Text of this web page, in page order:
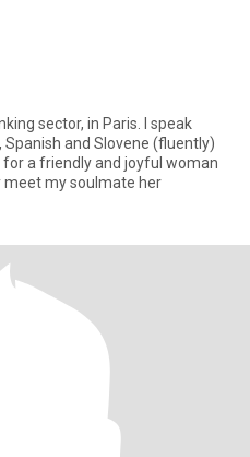
sector, in Paris. I speak
and Slovene (fluently)
for a friendly and joyful woman
meet my soulmate her